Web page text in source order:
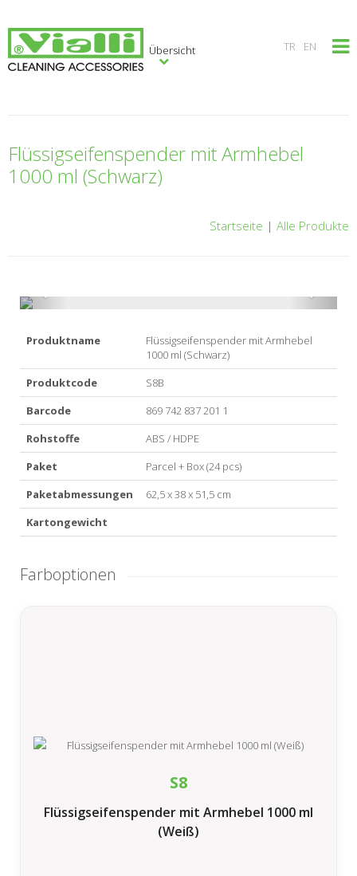
Übersicht TR EN
Flüssigseifenspender mit Armhebel
1000 ml (Schwarz)
Startseite | Alle Produkte
Produktname
Flüssigseifenspender mit Armhebel
1000 ml (Schwarz)
Produktcode
S8B
Barcode
869 742 837 201 1
Rohstoffe
ABS / HDPE
Paket
Parcel + Box (24 pcs)
Paketabmessungen
62,5 x 38 x 51,5 cm
Kartongewicht
Farboptionen
S8
Flüssigseifenspender mit Armhebel 1000 ml
(Weiß)